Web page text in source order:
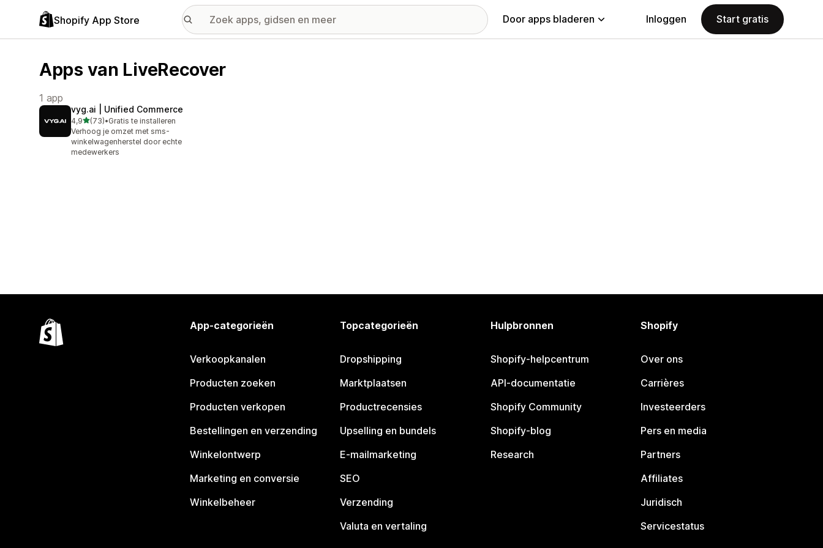
Shopify App Store Door apps bladeren Inloggen Start gratis
Apps van LiveRecover
1 app
vyg.ai | Unified Commerce
4,9van 5 sterren
(73)
73 recensies in totaal
•Gratis te installeren
Verhoog je omzet met sms-
winkelwagenherstel door echte
medewerkers
App-categorieën
Verkoopkanalen
Producten zoeken
Producten verkopen
Bestellingen en verzending
Winkelontwerp
Marketing en conversie
Winkelbeheer
Topcategorieën
Dropshipping
Marktplaatsen
Productrecensies
Upselling en bundels
E-mailmarketing
SEO
Verzending
Valuta en vertaling
Hulpbronnen
Shopify-helpcentrum
API-documentatie
Shopify Community
Shopify-blog
Research
Shopify
Over ons
Carrières
Investeerders
Pers en media
Partners
Affiliates
Juridisch
Servicestatus